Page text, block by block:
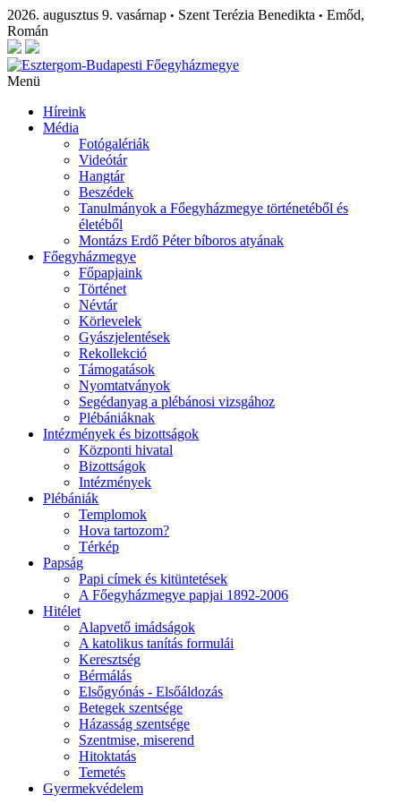
2026. augusztus 9. vasárnap • Szent Terézia Benedikta • Emőd,
Román
Menü
Híreink
Média
Fotógalériák
Videótár
Hangtár
Beszédek
Tanulmányok a Főegyházmegye történetéből és
életéből
Montázs Erdő Péter bíboros atyának
Főegyházmegye
Főpapjaink
Történet
Névtár
Körlevelek
Gyászjelentések
Rekollekció
Támogatások
Nyomtatványok
Segédanyag a plébánosi vizsgához
Plébániáknak
Intézmények és bizottságok
Központi hivatal
Bizottságok
Intézmények
Plébániák
Templomok
Hova tartozom?
Térkép
Papság
Papi címek és kitüntetések
A Főegyházmegye papjai 1892-2006
Hitélet
Alapvető imádságok
A katolikus tanítás formulái
Keresztség
Bérmálás
Elsőgyónás - Elsőáldozás
Betegek szentsége
Házasság szentsége
Szentmise, miserend
Hitoktatás
Temetés
Gyermekvédelem